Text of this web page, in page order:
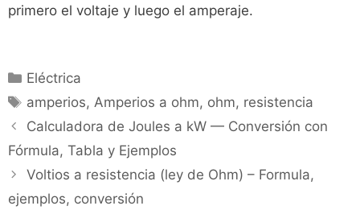
primero el voltaje y luego el amperaje.
Categorías
Eléctrica
Etiquetas
amperios, Amperios a ohm, ohm, resistencia
Calculadora de Joules a kW — Conversión con
Fórmula, Tabla y Ejemplos
Voltios a resistencia (ley de Ohm) – Formula,
ejemplos, conversión